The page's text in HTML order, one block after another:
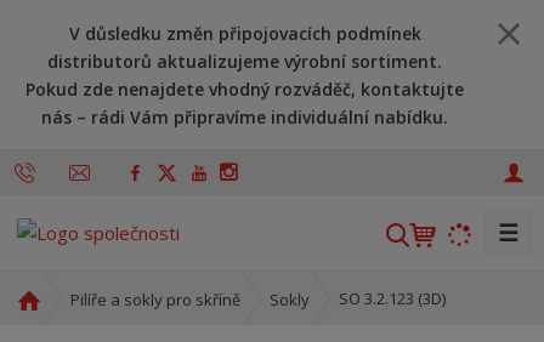
V důsledku změn připojovacích podmínek
distributorů aktualizujeme výrobní sortiment.
Pokud zde nenajdete vhodný rozváděč, kontaktujte
nás – rádi Vám připravíme individuální nabídku.
V
h
☰
Pilíře a sokly pro skříně Sokly SO 3.2.123 (3D)